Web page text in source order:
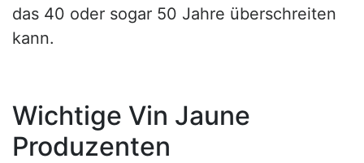
das 40 oder sogar 50 Jahre überschreiten
kann.
Wichtige Vin Jaune
Produzenten